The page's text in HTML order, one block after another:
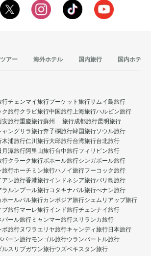
アー 海外ホテル 国内旅行 国内ホテル
行チェンマイ旅行プーケット旅行サムイ島旅行
ク旅行クラビ旅行中国旅行上海旅行ハルビン旅行
安旅行重慶旅行蘇州 旅行成都旅行昆明旅行
ャングリラ旅行奔子欄旅行韓国旅行ソウル旅行
木浦旅行仁川旅行大邱旅行台湾旅行台北旅行
月潭旅行阿里山旅行台中旅行フィリピン旅行
行クラーク旅行ボホール旅行シンガポール旅行
旅行ホーチミン旅行ハノイ旅行フーコック旅行
アン旅行香港旅行インドネシア旅行バリ島旅行
ラルンプール旅行コタキナバル旅行ぺナン旅行
ホールバル旅行カンボジア旅行シェムリアップ旅行
ブ旅行マーレ旅行インド旅行チェンナイ旅行
パール旅行 ミャンマー旅行スリランカ旅行
ボ旅行ヌワラエリヤ旅行キャンディ旅行日本旅行
バーン旅行モンゴル旅行ウランバートル旅行
ルスリブガワン旅行ウズベキスタン旅行